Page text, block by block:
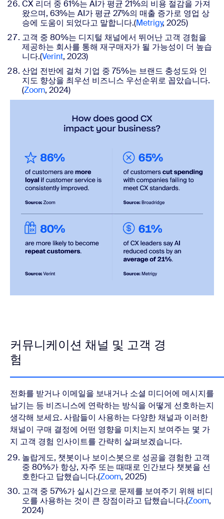
CX 리더 중 61%는 AI가 평균 21%의 비용 절감을 가져
왔으며, 63%는 AI가 평균 27%의 매출 증가로 영업 상
승에 도움이 되었다고 말합니다.(Metrigy, 2025)
고객 중 80%는 디지털 채널에서 뛰어난 고객 경험을
제공하는 회사를 통해 재구매자가 될 가능성이 더 높습
니다.(Verint, 2023)
산업 전반에 걸쳐 기업 중 75%는 브랜드 충성도와 인
지도 향상을 최우선 비즈니스 우선순위로 꼽았습니다.
(Zoom, 2024)
커뮤니케이션 채널 및 고객 경
험
전화를 받거나 이메일을 보내거나 소셜 미디어에 메시지를
남기는 등 비즈니스에 연락하는 방식을 어떻게 선호하는지
생각해 보세요. 사람들이 사용하는 다양한 채널과 이러한
채널이 구매 결정에 어떤 영향을 미치는지 보여주는 몇 가
지 고객 경험 인사이트를 간략히 살펴보겠습니다.
놀랍게도, 챗봇이나 보이스봇으로 성공을 경험한 고객
중 80%가 항상, 자주 또는 때때로 인간보다 챗봇을 선
호한다고 답했습니다.(Zoom, 2025)
고객 중 57%가 실시간으로 문제를 보여주기 위해 비디
오를 사용하는 것이 큰 장점이라고 답했습니다.(Zoom,
2024)